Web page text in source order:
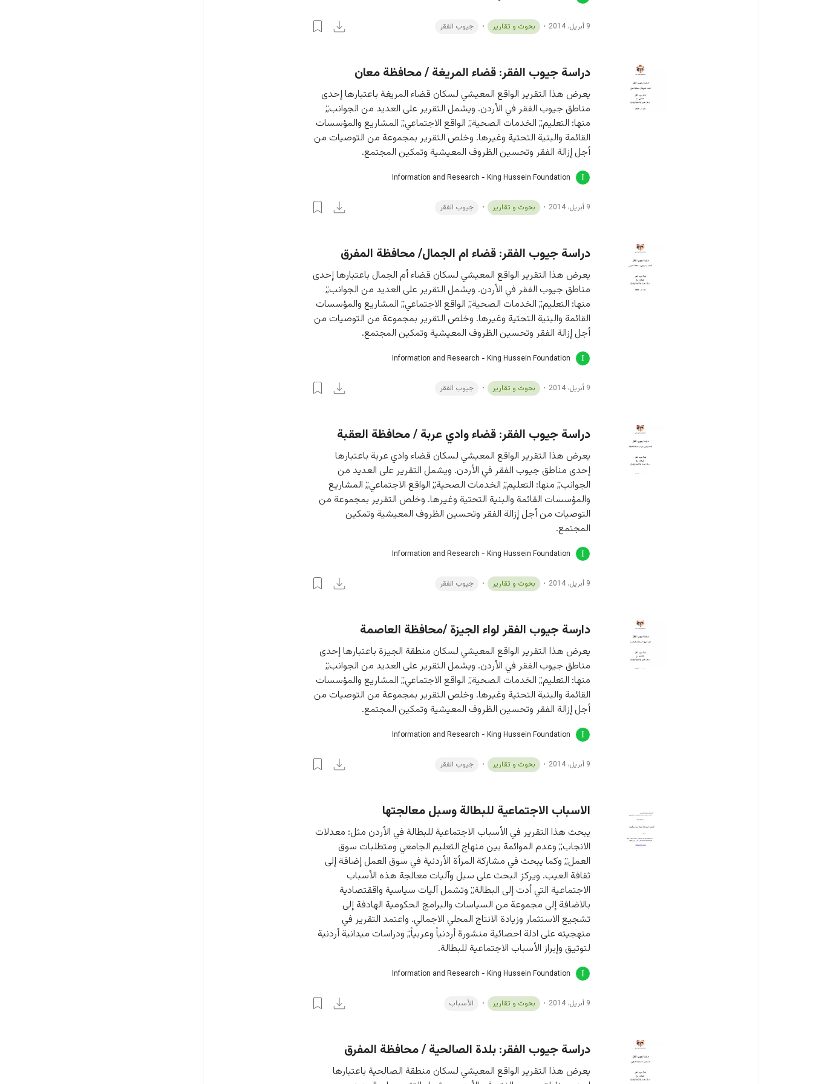
9 أبريل، 2014 بحوث و تقارير جيوب الفقر
دراسة جيوب الفقر: قضاء المريغة / محافظة معان
يعرض هذا التقرير الواقع المعيشي لسكان قضاء المريغة باعتبارها إحدى
مناطق جيوب الفقر في الأردن. ويشمل التقرير على العديد من الجوانب;;
منها: التعليم;; الخدمات الصحية;; الواقع الاجتماعي;; المشاريع والمؤسسات
القائمة والبنية التحتية وغيرها. وخلص التقرير بمجموعة من التوصيات من
أجل إزالة الفقر وتحسين الظروف المعيشية وتمكين المجتمع.
Information and Research - King Hussein Foundation
9 أبريل، 2014 بحوث و تقارير جيوب الفقر
دراسة جيوب الفقر: قضاء ام الجمال/ محافظة المفرق
يعرض هذا التقرير الواقع المعيشي لسكان قضاء أم الجمال باعتبارها إحدى
مناطق جيوب الفقر في الأردن. ويشمل التقرير على العديد من الجوانب;;
منها: التعليم;; الخدمات الصحية;; الواقع الاجتماعي;; المشاريع والمؤسسات
القائمة والبنية التحتية وغيرها. وخلص التقرير بمجموعة من التوصيات من
أجل إزالة الفقر وتحسين الظروف المعيشية وتمكين المجتمع.
Information and Research - King Hussein Foundation
9 أبريل، 2014 بحوث و تقارير جيوب الفقر
دراسة جيوب الفقر: قضاء وادي عربة / محافظة العقبة
يعرض هذا التقرير الواقع المعيشي لسكان قضاء وادي عربة باعتبارها
إحدى مناطق جيوب الفقر في الأردن. ويشمل التقرير على العديد من
الجوانب;; منها: التعليم;; الخدمات الصحية;; الواقع الاجتماعي;; المشاريع
والمؤسسات القائمة والبنية التحتية وغيرها. وخلص التقرير بمجموعة من
التوصيات من أجل إزالة الفقر وتحسين الظروف المعيشية وتمكين
المجتمع.
Information and Research - King Hussein Foundation
9 أبريل، 2014 بحوث و تقارير جيوب الفقر
دارسة جيوب الفقر لواء الجيزة /محافظة العاصمة
يعرض هذا التقرير الواقع المعيشي لسكان منطقة الجيزة باعتبارها إحدى
مناطق جيوب الفقر في الأردن. ويشمل التقرير على العديد من الجوانب;;
منها: التعليم;; الخدمات الصحية;; الواقع الاجتماعي;; المشاريع والمؤسسات
القائمة والبنية التحتية وغيرها. وخلص التقرير بمجموعة من التوصيات من
أجل إزالة الفقر وتحسين الظروف المعيشية وتمكين المجتمع.
Information and Research - King Hussein Foundation
9 أبريل، 2014 بحوث و تقارير جيوب الفقر
الاسباب الاجتماعية للبطالة وسبل معالجتها
يبحث هذا التقرير في الأسباب الاجتماعية للبطالة في الأردن مثل: معدلات
الانجاب;; وعدم الموائمة بين منهاج التعليم الجامعي ومتطلبات سوق
العمل;; وكما يبحث في مشاركة المرأة الأردنية في سوق العمل إضافة إلى
ثقافة العيب. ويركز البحث على سبل وآليات معالجة هذه الأسباب
الاجتماعية التي أدت إلى البطالة;; وتشمل آليات سياسية واققتصادية
بالاضافة إلى مجموعة من السياسات والبرامج الحكومية الهادفة إلى
تشجيع الاستثمار وزيادة الانتاج المحلي الاجمالي. واعتمد التقرير في
منهجيته على ادلة احصائية منشورة أردنياً وعربياً;; ودراسات ميدانية أردنية
لتوثيق وإبراز الأسباب الاجتماعية للبطالة.
Information and Research - King Hussein Foundation
9 أبريل، 2014 بحوث و تقارير الأسباب
دراسة جيوب الفقر: بلدة الصالحية / محافظة المفرق
يعرض هذا التقرير الواقع المعيشي لسكان منطقة الصالحية باعتبارها